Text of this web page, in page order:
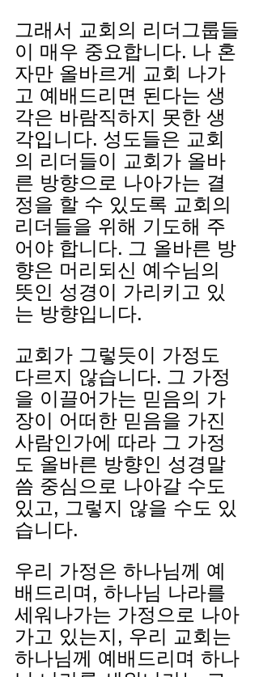
그래서 교회의 리더그룹들
이 매우 중요합니다. 나 혼
자만 올바르게 교회 나가
고 예배드리면 된다는 생
각은 바람직하지 못한 생
각입니다. 성도들은 교회
의 리더들이 교회가 올바
른 방향으로 나아가는 결
정을 할 수 있도록 교회의
리더들을 위해 기도해 주
어야 합니다. 그 올바른 방
향은 머리되신 예수님의
뜻인 성경이 가리키고 있
는 방향입니다.
교회가 그렇듯이 가정도
다르지 않습니다. 그 가정
을 이끌어가는 믿음의 가
장이 어떠한 믿음을 가진
사람인가에 따라 그 가정
도 올바른 방향인 성경말
씀 중심으로 나아갈 수도
있고, 그렇지 않을 수도 있
습니다.
우리 가정은 하나님께 예
배드리며, 하나님 나라를
세워나가는 가정으로 나아
가고 있는지, 우리 교회는
하나님께 예배드리며 하나